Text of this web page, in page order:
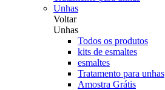
Unhas
Voltar
Unhas
Todos os produtos
kits de esmaltes
esmaltes
Tratamento para unhas
Amostra Grátis